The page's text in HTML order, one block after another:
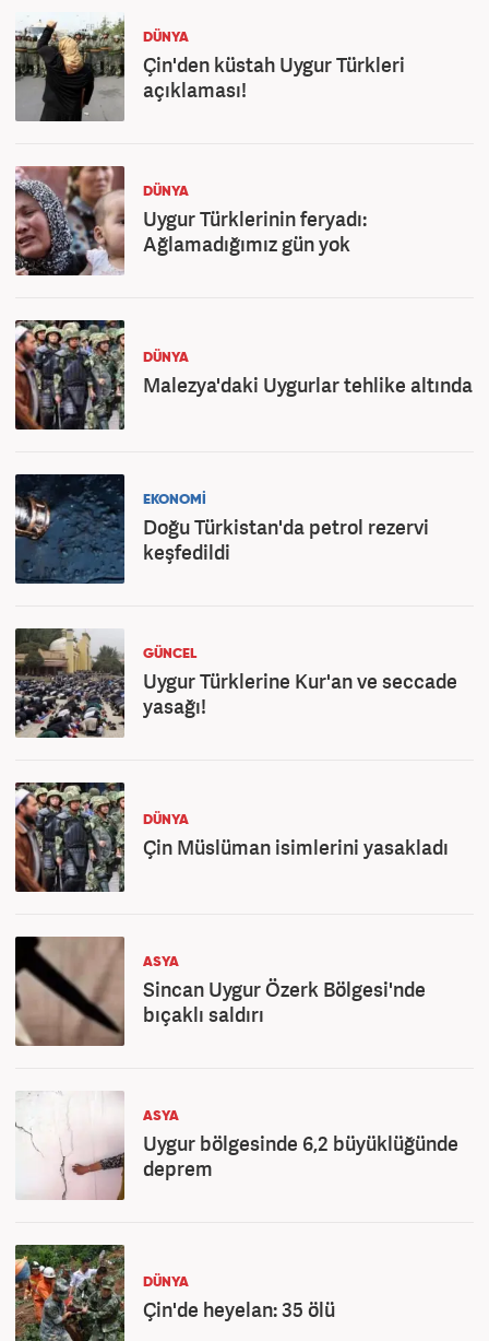
DÜNYA
Çin'den küstah Uygur Türkleri
açıklaması!
DÜNYA
Uygur Türklerinin feryadı:
Ağlamadığımız gün yok
DÜNYA
Malezya'daki Uygurlar tehlike altında
EKONOMİ
Doğu Türkistan'da petrol rezervi
keşfedildi
GÜNCEL
Uygur Türklerine Kur'an ve seccade
yasağı!
DÜNYA
Çin Müslüman isimlerini yasakladı
ASYA
Sincan Uygur Özerk Bölgesi'nde
bıçaklı saldırı
ASYA
Uygur bölgesinde 6,2 büyüklüğünde
deprem
DÜNYA
Çin'de heyelan: 35 ölü